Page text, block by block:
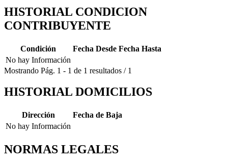
HISTORIAL CONDICION
CONTRIBUYENTE
Condición Fecha Desde Fecha Hasta
No hay Información
Mostrando Pág. 1 - 1 de 1 resultados / 1
HISTORIAL DOMICILIOS
Dirección
Fecha de Baja
No hay Información
NORMAS LEGALES